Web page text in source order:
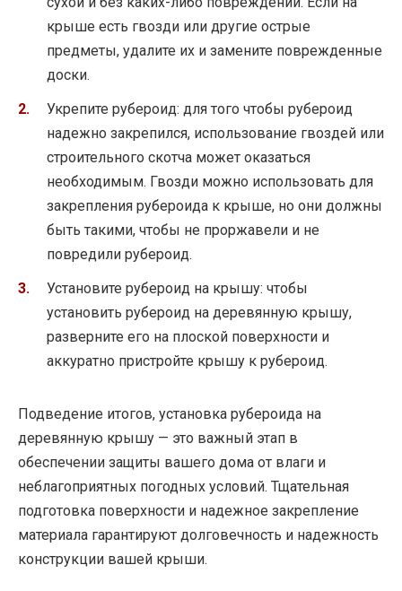
крыше есть гвозди или другие острые
предметы, удалите их и замените поврежденные
доски.
Укрепите рубероид: для того чтобы рубероид
надежно закрепился, использование гвоздей или
строительного скотча может оказаться
необходимым. Гвозди можно использовать для
закрепления рубероида к крыше, но они должны
быть такими, чтобы не проржавели и не
повредили рубероид.
Установите рубероид на крышу: чтобы
установить рубероид на деревянную крышу,
разверните его на плоской поверхности и
аккуратно пристройте крышу к рубероид.
Подведение итогов, установка рубероида на
деревянную крышу — это важный этап в
обеспечении защиты вашего дома от влаги и
неблагоприятных погодных условий. Тщательная
подготовка поверхности и надежное закрепление
материала гарантируют долговечность и надежность
конструкции вашей крыши.